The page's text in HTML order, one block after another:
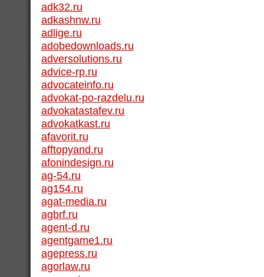
adk32.ru
adkashnw.ru
adlige.ru
adobedownloads.ru
adversolutions.ru
advice-rp.ru
advocateinfo.ru
advokat-po-razdelu.ru
advokatastafev.ru
advokatkast.ru
afavorit.ru
afftopyand.ru
afonindesign.ru
ag-54.ru
ag154.ru
agat-media.ru
agbrf.ru
agent-d.ru
agentgame1.ru
agepress.ru
agorlaw.ru